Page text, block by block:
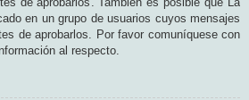
en un grupo de usuarios cuyos mensajes
de aprobarlos. Por favor comuníquese con
al respecto.